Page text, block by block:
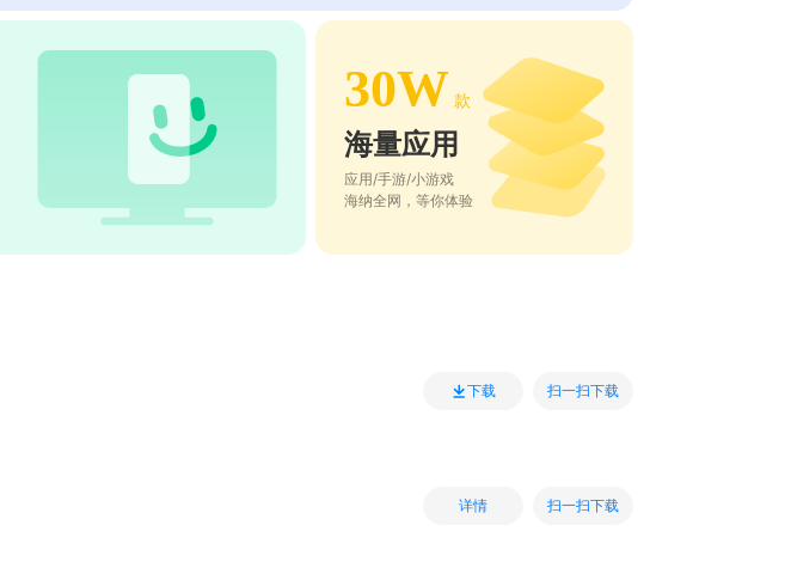
30W 款
海量应用
应用/手游/小游戏
海纳全网，等你体验
下载 扫一扫下载
详情 扫一扫下载